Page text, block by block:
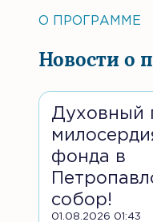
О ПРОГРАММЕ
Новости о
Духовный
фонда в
собор!
01.08.2026 01:43